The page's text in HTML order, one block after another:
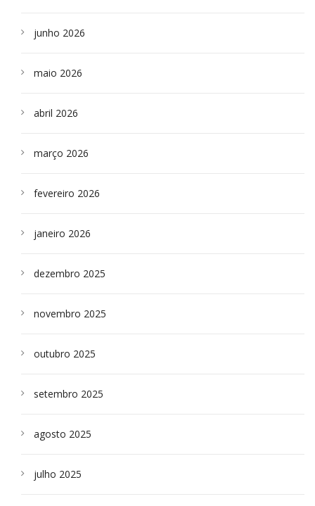
junho 2026
maio 2026
abril 2026
março 2026
fevereiro 2026
janeiro 2026
dezembro 2025
novembro 2025
outubro 2025
setembro 2025
agosto 2025
julho 2025